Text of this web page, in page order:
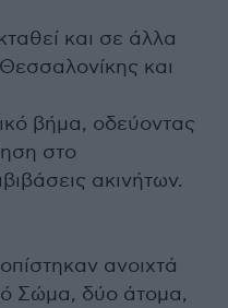
και σε άλλα
και
βήμα, οδεύοντας
στο
ακινήτων.
ανοιχτά
Σώμα, δύο άτομα,